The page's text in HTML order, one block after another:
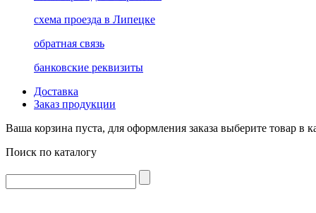
схема проезда в Липецке
обратная связь
банковские реквизиты
Доставка
Заказ продукции
Ваша корзина пуста, для оформления заказа выберите товар в
Поиск по каталогу